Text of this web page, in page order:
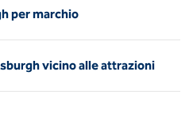
per marchio
vicino alle attrazioni